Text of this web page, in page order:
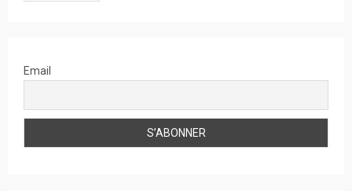
Email